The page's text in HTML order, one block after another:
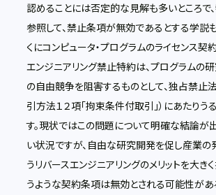
認めることには否定的な見解も多いところで
参照して、禁止条項が無効であるとする学説も
くにコンピュータ・プログラムのライセンス契
エンジニアリング禁止特約は、プログラムの
の自由競争を阻害するものとして、独占禁止
引方法１２項「拘束条件付取引」）にあたりう
す。現状ではこの問題について明確な結論が
い状況ですが、自由な研究開発を促し産業の
うリバースエンジニアリングのメリットを大き
うような契約条項は無効とされる可能性があ